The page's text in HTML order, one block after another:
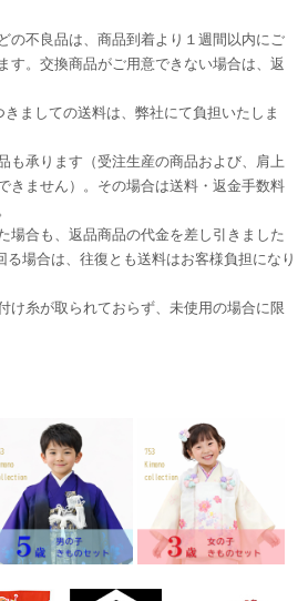
の不良品は、商品到着より１週間以内にご
す。交換商品がご用意できない場合は、返
ましての送料は、弊社にて負担いたしま
も承ります（受注生産の商品および、肩上
きません）。その場合は送料・返金手数料
場合も、返品商品の代金を差し引きました
場合は、往復とも送料はお客様負担になり
け糸が取られておらず、未使用の場合に限